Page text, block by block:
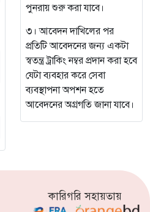
পুনরায় শুরু করা যাবে।
৩। আবেদন দাখিলের পর
প্রতিটি আবেদনের জন্য একটা
স্বতন্ত্র ট্রাকিং নম্বর প্রদান করা হবে
যেটা ব্যবহার করে সেবা
ব্যবস্থাপনা অপশন হতে
আবেদনের অগ্রগতি জানা যাবে।
কারিগরি সহায়তায়